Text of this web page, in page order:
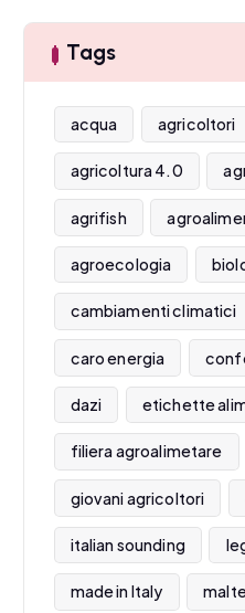
Tags
acqua agricoltori
agricoltura 4.0
agrifish
agroecologia
cambiamenti climatici
caro energia
dazi etichette
filiera agroalimetare
giovani agricoltori
italian sounding
made in Italy